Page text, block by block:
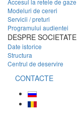
Accesul la retele de gaze
Modeluri de cereri
Servicii / preturi
Programului audientei
DESPRE SOCIETATE
Date istorice
Structura
Centrul de deservire
CONTACTE